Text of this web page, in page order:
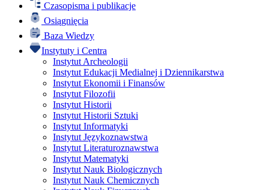
Czasopisma i publikacje
Osiągnięcia
Baza Wiedzy
Instytuty i Centra
Instytut Archeologii
Instytut Edukacji Medialnej i Dziennikarstwa
Instytut Ekonomii i Finansów
Instytut Filozofii
Instytut Historii
Instytut Historii Sztuki
Instytut Informatyki
Instytut Językoznawstwa
Instytut Literaturoznawstwa
Instytut Matematyki
Instytut Nauk Biologicznych
Instytut Nauk Chemicznych